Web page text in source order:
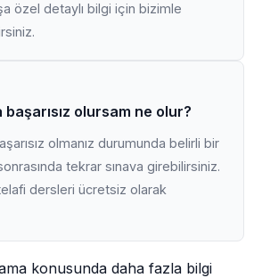
özel detaylı bilgi için bizimle
başarısız olursam ne olur?
olmanız durumunda belirli bir
tekrar sınava girebilirsiniz.
dersleri ücretsiz olarak
konusunda daha fazla bilgi